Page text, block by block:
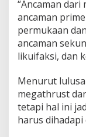
“Ancaman
ancaman
permukaan
ancaman
likuifaksi, dan
Menurut
megathrust
tetapi hal ini
harus dihadapi